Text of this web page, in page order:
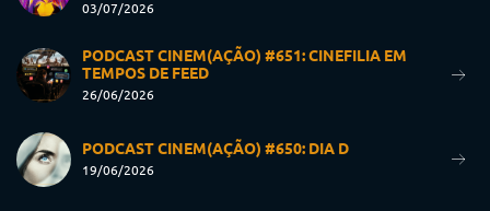
03/07/2026
PODCAST CINEM(AÇÃO) #651: CINEFILIA EM
TEMPOS DE FEED
26/06/2026
PODCAST CINEM(AÇÃO) #650: DIA D
19/06/2026